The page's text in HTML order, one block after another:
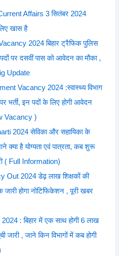
Affairs 3 सितंबर 2024
खास है
2024 बिहार ट्रैफिक पुलिस
पर दसवीं पास को आवेदन का मौका ,
Update
Vacancy 2024 :स्वास्थ्य विभाग
भर्ती, इन पदों के लिए होगी आवेदन
Vacancy )
2024 सेविका और सहायिका के
क्या है योग्यता एवं पात्रता, कब शुरू
( Full Information)
Out 2024 डेढ़ लाख शिक्षकों की
जारी होगा नोटिफिकेशन , पूरी खबर
: बिहार में एक साथ होगी 6 लाख
जारी , जाने किन विभागों में कब होगी